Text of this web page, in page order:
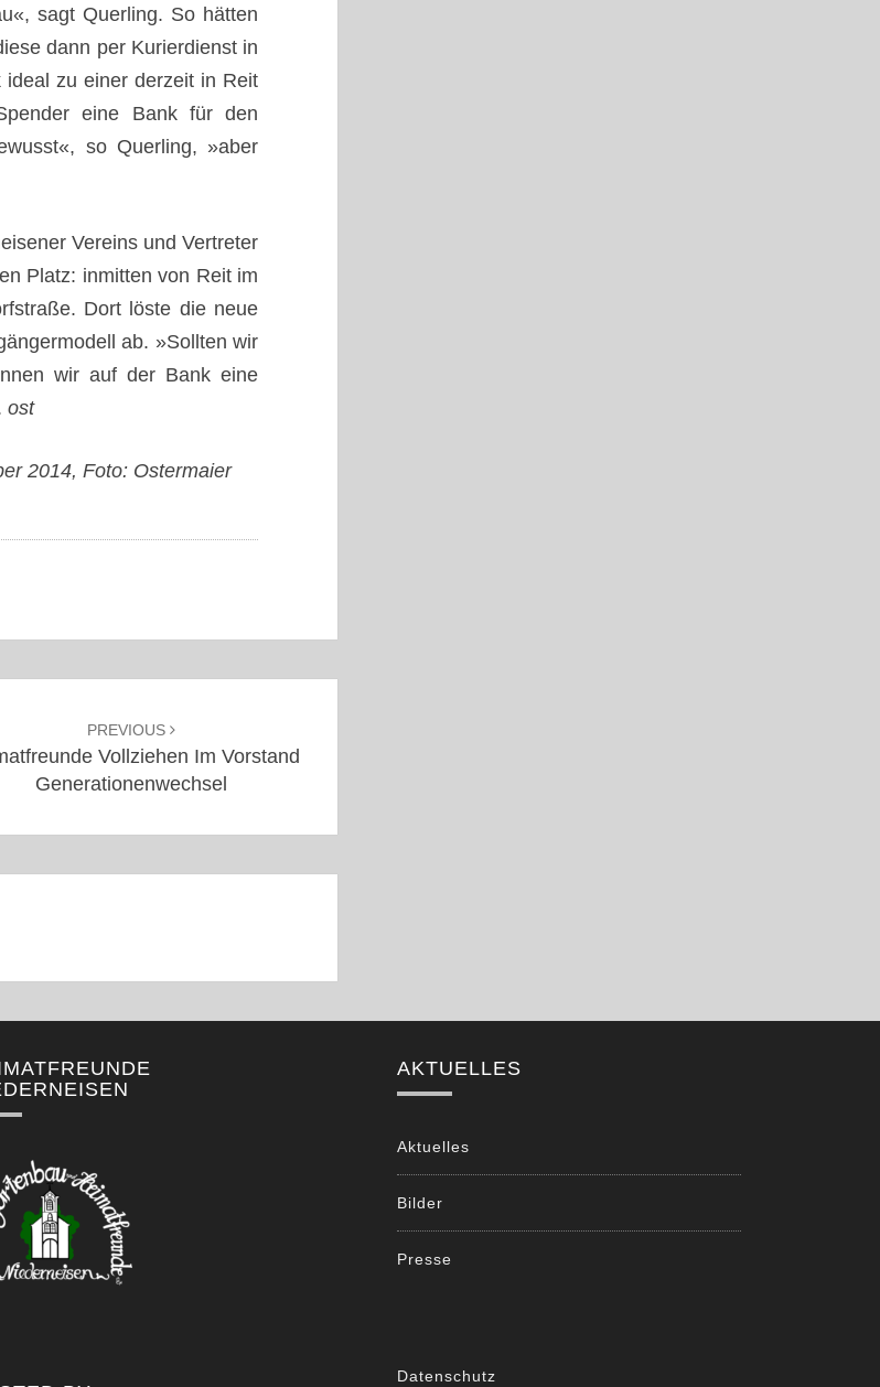
sagt Querling. So hätten
dann per Kurierdienst in
zu einer derzeit in Reit
eine Bank für den
so Querling, »aber
Vereins und Vertreter
Platz: inmitten von Reit im
Dort löste die neue
ab. »Sollten wir
wir auf der Bank eine
ost
2014, Foto: Ostermaier
PREVIOUS
Vollziehen Im Vorstand
Generationenwechsel
AKTUELLES
Aktuelles
Bilder
Presse
Datenschutz